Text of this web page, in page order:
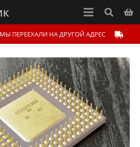
ПЕРЕЕХАЛИ НА ДРУГОЙ АДРЕС